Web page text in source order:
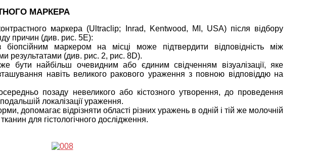
МАРКЕРА
маркера (Ultraclip; Inrad, Kentwood, MI, USA) після відбору
причин (див. рис. 5E):
маркером на місці може підтвердити відповідність між
результатами (див. рис. 2, рис. 8D).
бути найбільш очевидним або єдиним свідченням візуалізації, яке
навіть великого ракового ураження з повною відповіддю на
позаду невеликого або кістозного утворення, до проведення
локалізації ураження.
допомагає відрізняти області різних уражень в одній і тій же молочній
для гістологічного дослідження.